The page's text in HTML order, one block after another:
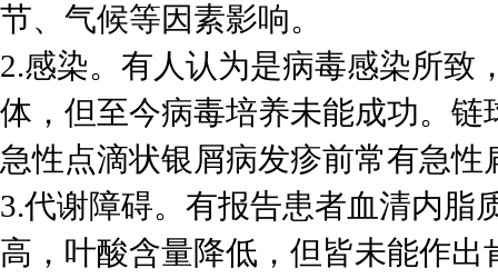
节、气候等因素影响。
2.感染。有人认为是病毒感染所致
体，但至今病毒培养未能成功。
急性点滴状银屑病发疹前常有急
3.代谢障碍。有报告患者血清内脂
高，叶酸含量降低，但皆未能作